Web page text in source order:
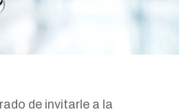
de invitarle a la